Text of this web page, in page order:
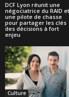
DCF Lyon réunit une
négociatrice du RAID et
une pilote de chasse
pour partager les clés
des décisions à fort
enjeu
Culture